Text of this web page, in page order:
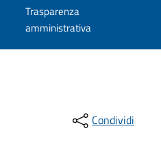
Trasparenza
amministrativa
Condividi